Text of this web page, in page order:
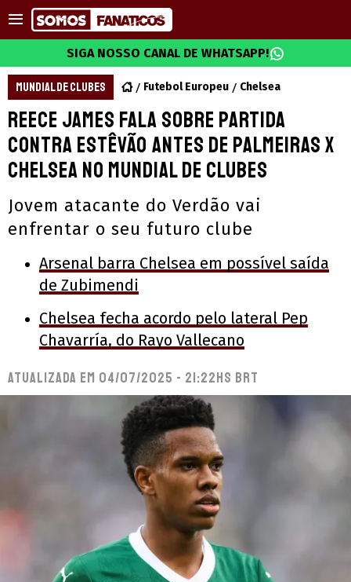
SIGA NOSSO CANAL DE WHATSAPP!
MUNDIAL DE CLUBES Futebol Europeu Chelsea
Reece James fala sobre partida
contra Estêvão antes de Palmeiras x
Chelsea no Mundial de Clubes
Jovem atacante do Verdão vai
enfrentar o seu futuro clube
Arsenal barra Chelsea em possível saída
de Zubimendi
Chelsea fecha acordo pelo lateral Pep
Chavarría, do Rayo Vallecano
Atualizada em 04/07/2025 - 21:22hs BRT